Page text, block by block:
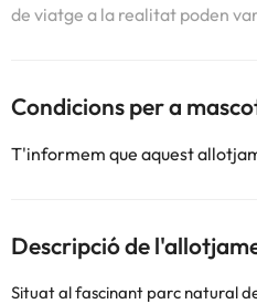
de viatge a la realitat poden
Condicions per a
T'informem que aquest
Descripció de
Situat al fascinant parc natural